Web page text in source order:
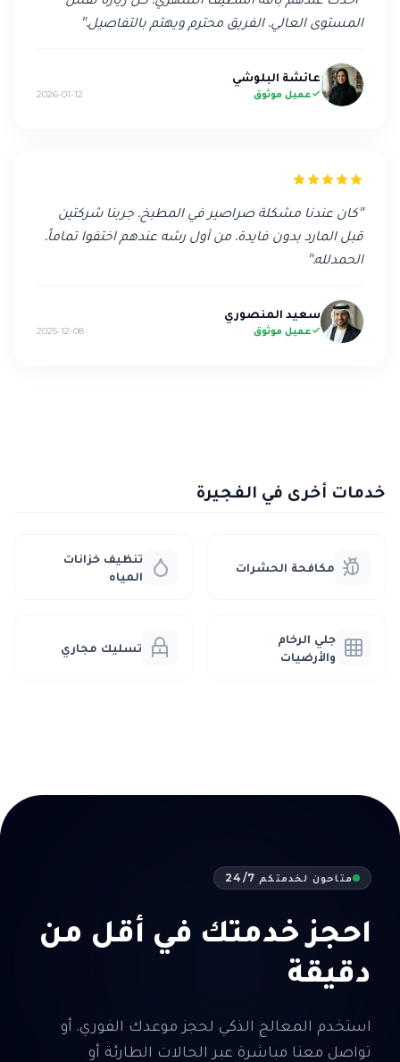
المستوى العالي. الفريق محترم ويهتم بالتفاصيل."
عائشة البلوشي
عميل موثوق 2026-01-12
"كان عندنا مشكلة صراصير في المطبخ. جربنا شركتين
قبل المارد بدون فايدة. من أول رشه عندهم اختفوا تماماً.
الحمدلله."
سعيد المنصوري
عميل موثوق 2025-12-08
خدمات أخرى في الفجيرة
مكافحة الحشرات
تنظيف خزانات
المياه
جلي الرخام
والأرضيات
تسليك مجاري
متاحون لخدمتكم 24/7
احجز خدمتك في أقل من
دقيقة
استخدم المعالج الذكي لحجز موعدك الفوري. أو
تواصل معنا مباشرة عبر الحالات الطارئة أو